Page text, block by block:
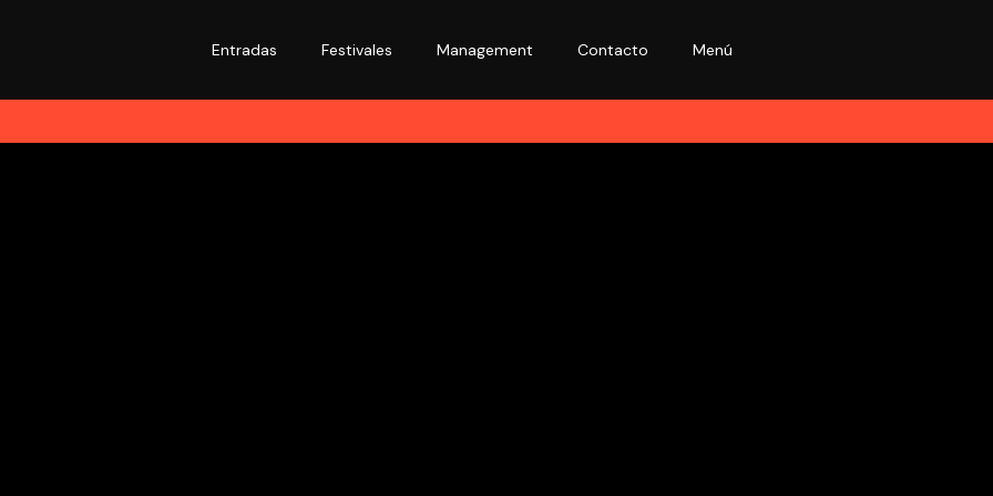
Entradas Festivales Management Contacto Menú